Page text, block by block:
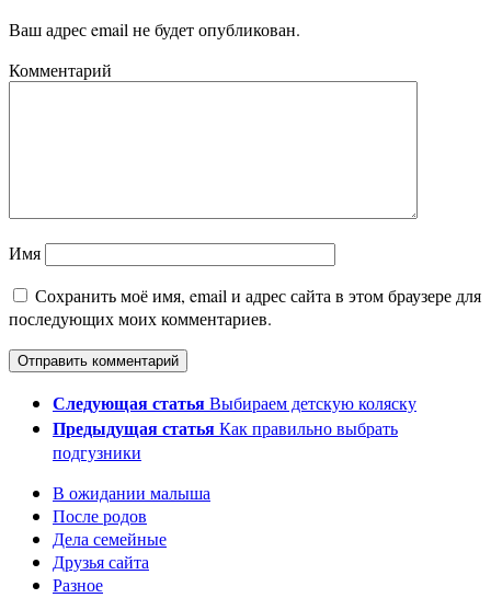
Ваш адрес email не будет опубликован.
Комментарий
Имя
Сохранить моё имя, email и адрес сайта в этом браузере для
последующих моих комментариев.
Следующая статьяВыбираем детскую коляску
Предыдущая статьяКак правильно выбрать
подгузники
В ожидании малыша
После родов
Дела семейные
Друзья сайта
Разное